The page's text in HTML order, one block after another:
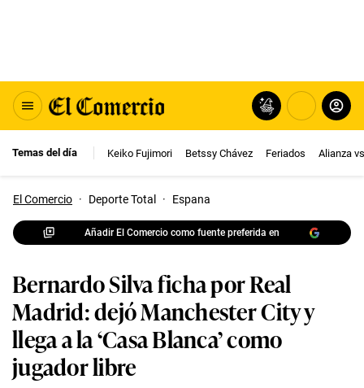
Temas del día Keiko Fujimori Betssy Chávez Feriados Alianza
El Comercio · Deporte Total · Espana
Añadir El Comercio como fuente preferida en
Bernardo Silva ficha por Real
Madrid: dejó Manchester City y
llega a la ‘Casa Blanca’ como
jugador libre